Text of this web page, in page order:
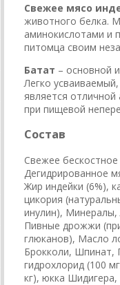
Свежее мясо
животного белка.
аминокислотами и
питомца своим
Батат – основной
Легко
является
при пищевой
Состав
Свежее
Дегидрированное
Жир индейки (6%),
цикория
инулин),
Пивные дрожжи
глюканов), Масло
Брокколи, Шпинат,
гидрохлорид (100
кг), юкка